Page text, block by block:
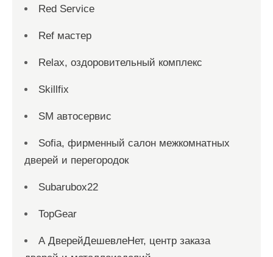
Red Service
Ref мастер
Relax, оздоровительный комплекс
Skillfix
SM автосервис
Sofia, фирменный салон межкомнатных
дверей и перегородок
Subarubox22
TopGear
А ДверейДешевлеНет, центр заказа